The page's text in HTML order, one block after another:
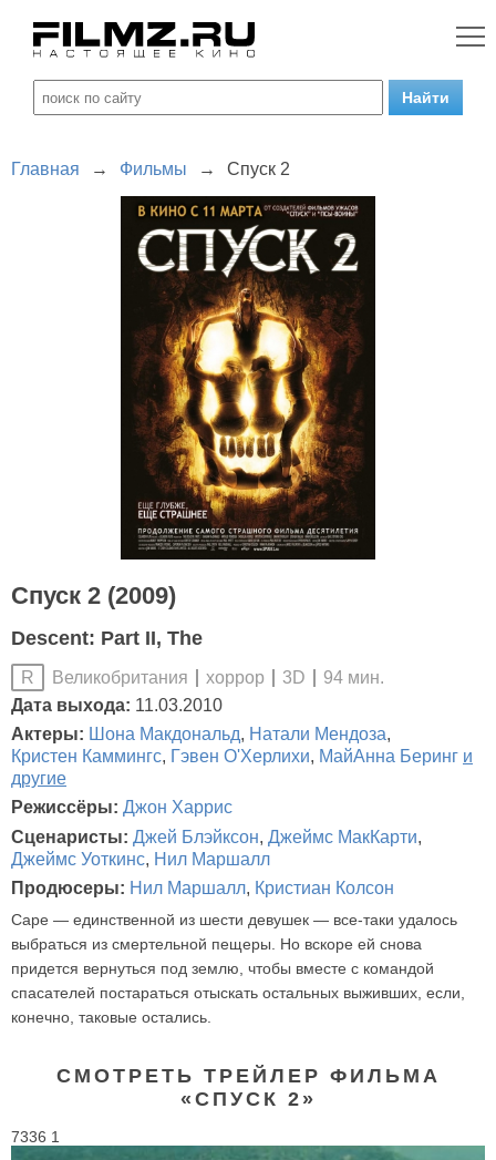
Главная → Фильмы → Спуск 2
Спуск 2 (2009)
Descent: Part II, The
R Великобритания хоррор 3D
94 мин.
Дата выхода: 11.03.2010
Актеры: Шона Макдональд, Натали Мендоза,
Кристен Каммингс, Гэвен О'Херлихи, МайАнна Беринг и
другие
Режиссёры: Джон Харрис
Сценаристы: Джей Блэйксон, Джеймс МакКарти,
Джеймс Уоткинс, Нил Маршалл
Продюсеры: Нил Маршалл, Кристиан Колсон
Саре — единственной из шести девушек — все-таки удалось
выбраться из смертельной пещеры. Но вскоре ей снова
придется вернуться под землю, чтобы вместе с командой
спасателей постараться отыскать остальных выживших, если,
конечно, таковые остались.
СМОТРЕТЬ ТРЕЙЛЕР ФИЛЬМА
«СПУСК 2»
7336 1